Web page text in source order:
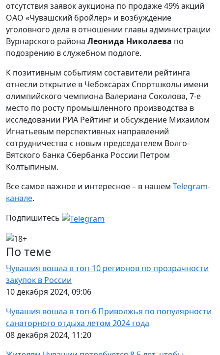
отсутствия заявок аукциона по продаже 49% акций
ОАО «Чувашский бройлер» и возбуждение
уголовного дела в отношении главы администрации
Вурнарского района Леонида Николаева по
подозрению в служебном подлоге.
К позитивным событиям составители рейтинга
отнесли открытие в Чебоксарах Спортшколы имени
олимпийского чемпиона Валериана Соколова, 7-е
место по росту промышленного производства в
исследовании РИА Рейтинг и обсуждение Михаилом
Игнатьевым перспективных направлений
сотрудничества с новым председателем Волго-
Вятского банка Сбербанка России Петром
Колтыпиным.
Все самое важное и интересное – в нашем Telegram-
канале.
Подпишитесь
По теме
Чувашия вошла в топ-10 регионов по прозрачности
закупок в России
10 декабря 2024, 09:06
Чувашия вошла в топ-6 Приволжья по популярности
санаторного отдыха летом 2024 года
08 декабря 2024, 11:20